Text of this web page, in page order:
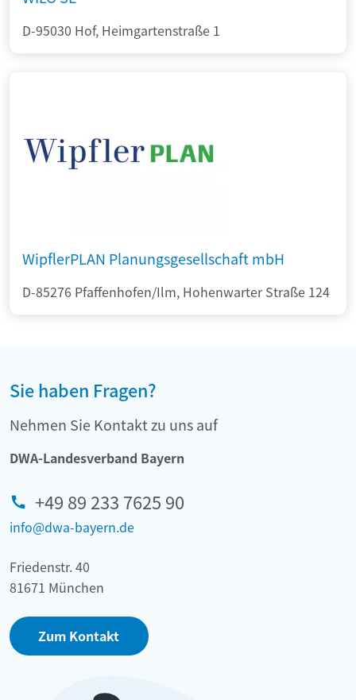
D-95030 Hof, Heimgartenstraße 1
WipflerPLAN Planungsgesellschaft mbH
D-85276 Pfaffenhofen/Ilm, Hohenwarter Straße 124
Sie haben Fragen?
Nehmen Sie Kontakt zu uns auf
DWA-Landesverband Bayern
+49 89 233 7625 90
info@dwa-bayern.de
Friedenstr. 40
81671 München
Zum Kontakt